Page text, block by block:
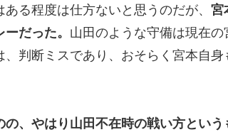
る程度は仕方ないと思うのだが、 宮
だった。 山田のような守備は現在
、判断ミスであり、おそらく宮本自
の、やはり山田不在時の戦い方とい